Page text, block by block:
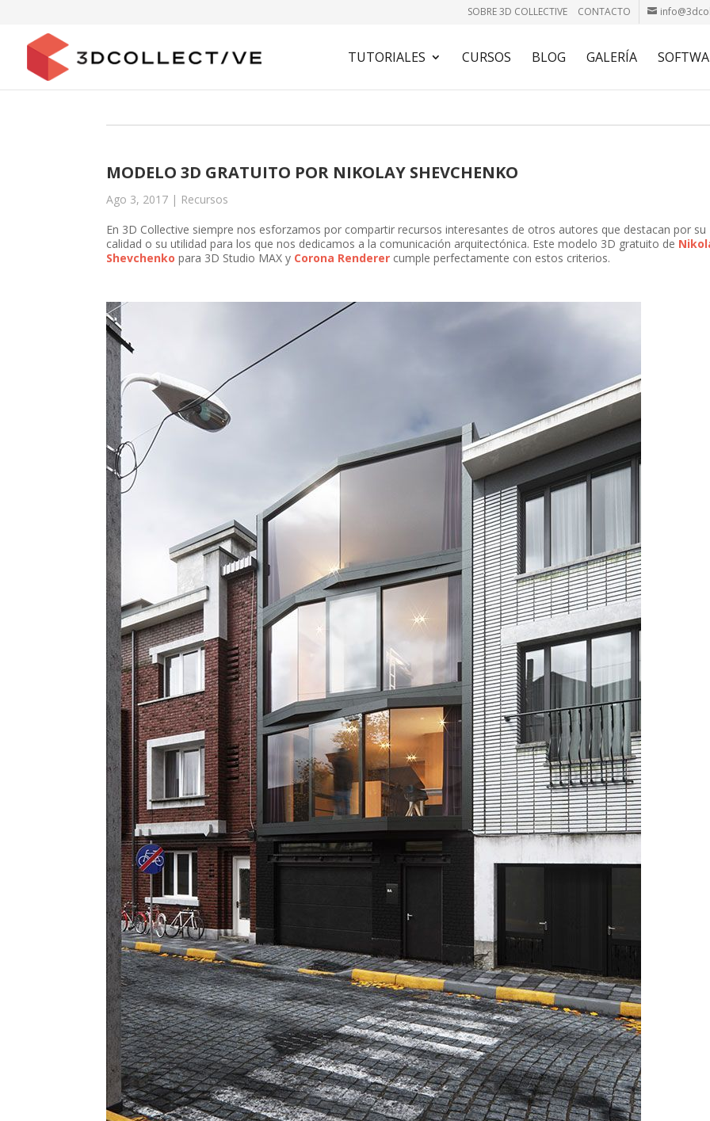
SOBRE 3D COLLECTIVE CONTACTO
TUTORIALES CURSOS BLOG GALERÍA
MODELO 3D GRATUITO POR NIKOLAY SHEVCHENKO
Ago 3, 2017 | Recursos
En 3D Collective siempre nos esforzamos por compartir recursos interesantes de otros autores que destacan por su
calidad o su utilidad para los que nos dedicamos a la comunicación arquitectónica. Este modelo 3D gratuito de
Shevchenko para 3D Studio MAX y Corona Renderer cumple perfectamente con estos criterios.